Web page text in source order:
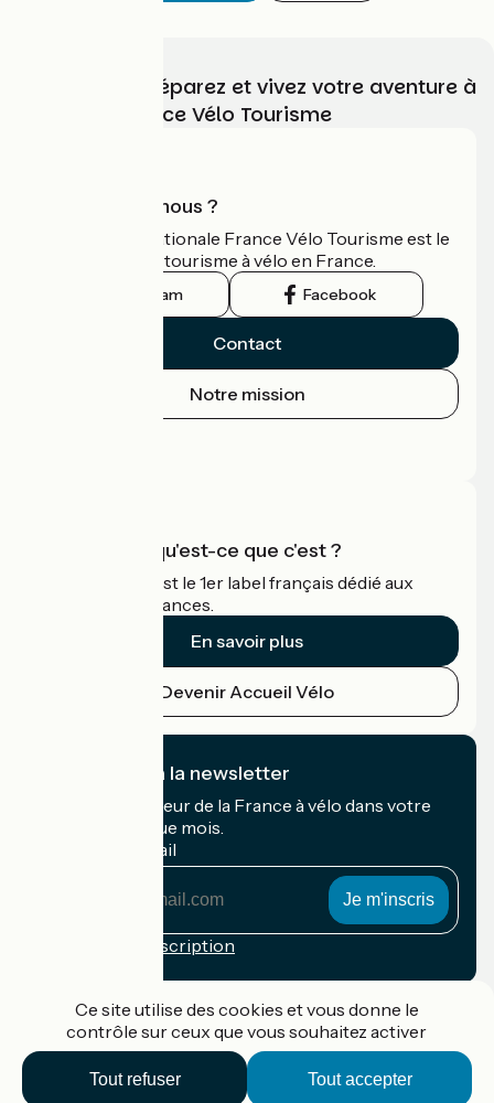
Choisissez, préparez et vivez votre aventure à
vélo avec France Vélo Tourisme
Qui sommes-nous ?
L'association nationale France Vélo Tourisme est le
guide officiel du tourisme à vélo en France.
Instagram Facebook
Contact
Notre mission
Accueil Vélo qu'est-ce que c'est ?
Accueil Vélo c'est le 1er label français dédié aux
cyclistes en vacances.
En savoir plus
Devenir Accueil Vélo
Je m'abonne à la newsletter
Recevez le meilleur de la France à vélo dans votre
boîte mail chaque mois.
Mon adresse mail
Conditions d'inscription
Accueil Vélo Pro
Ce site utilise des cookies et vous donne le
contrôle sur ceux que vous souhaitez activer
Tout accepter
Tout refuser